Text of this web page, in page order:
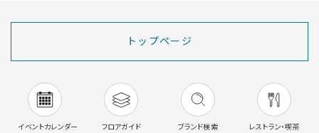
トップページ
イベントカレンダー フロアガイド ブランド検索 レストラン・喫茶